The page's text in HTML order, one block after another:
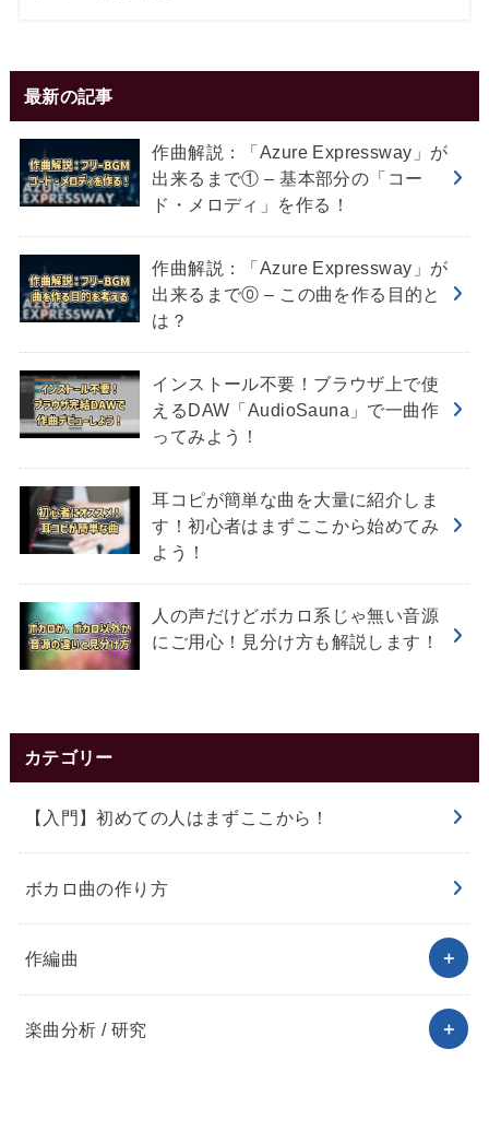
最新の記事
作曲解説：「Azure Expressway」が
出来るまで① – 基本部分の「コー
ド・メロディ」を作る！
作曲解説：「Azure Expressway」が
出来るまで⓪ – この曲を作る目的と
は？
インストール不要！ブラウザ上で使
えるDAW「AudioSauna」で一曲作
ってみよう！
耳コピが簡単な曲を大量に紹介しま
す！初心者はまずここから始めてみ
よう！
人の声だけどボカロ系じゃ無い音源
にご用心！見分け方も解説します！
カテゴリー
【入門】初めての人はまずここから！
ボカロ曲の作り方
作編曲
楽曲分析 / 研究